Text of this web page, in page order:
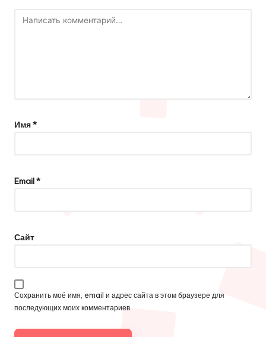
Имя*
Email*
Сайт
Сохранить моё имя, email и адрес сайта в этом браузере для
последующих моих комментариев.